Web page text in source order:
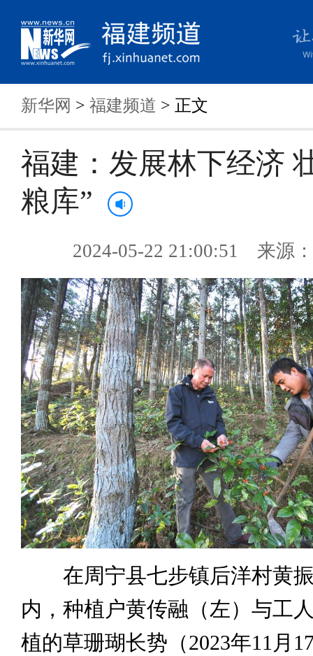
新华网 > 福建频道 > 正文
福建：发展林下经济
粮库”
2024-05-22 21:00:51 来源
在周宁县七步镇后洋村黄振
内，种植户黄传融（左）与工
植的草珊瑚长势（2023年11月